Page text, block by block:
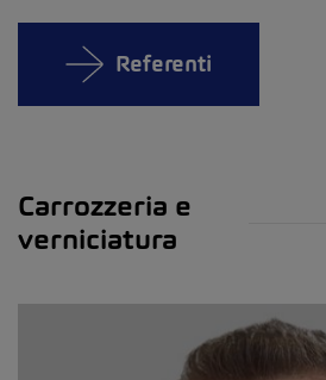
Referenti
Carrozzeria e
verniciatura